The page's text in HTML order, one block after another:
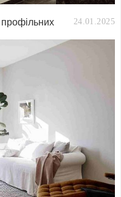
профільних
24.01.2025